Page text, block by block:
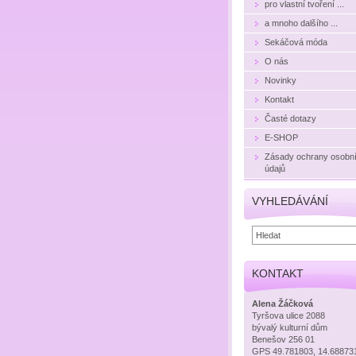
pro vlastní tvoření ...
a mnoho dalšího ...
Sekáčová móda
O nás
Novinky
Kontakt
Časté dotazy
E-SHOP
Zásady ochrany
údajů
VYHLEDÁVÁNÍ
KONTAKT
Alena Žáčková
Tyršova ulice 2088
bývalý kulturní dům
Benešov 256 01
GPS 49.781803, 14.688731